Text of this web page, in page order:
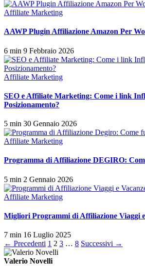
Affiliate Marketing
AAWP Plugin Affiliazione Amazon Per
6 min 9 Febbraio 2026
Affiliate Marketing
SEO e Affiliate Marketing: Come i link
Posizionamento?
5 min 30 Gennaio 2026
Affiliate Marketing
Programma di Affiliazione DEGIRO:
5 min 2 Gennaio 2026
Affiliate Marketing
Migliori Programmi di Affiliazione Viaggi
7 min 16 Luglio 2025
Paginazione
degli
← Precedenti 1 2 3 … 8 Successivi →
Valerio Novelli